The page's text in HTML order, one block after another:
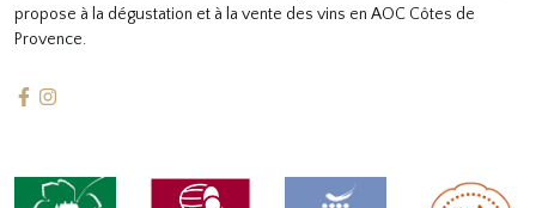
propose à la dégustation et à la vente des vins en AOC Côtes de
Provence.